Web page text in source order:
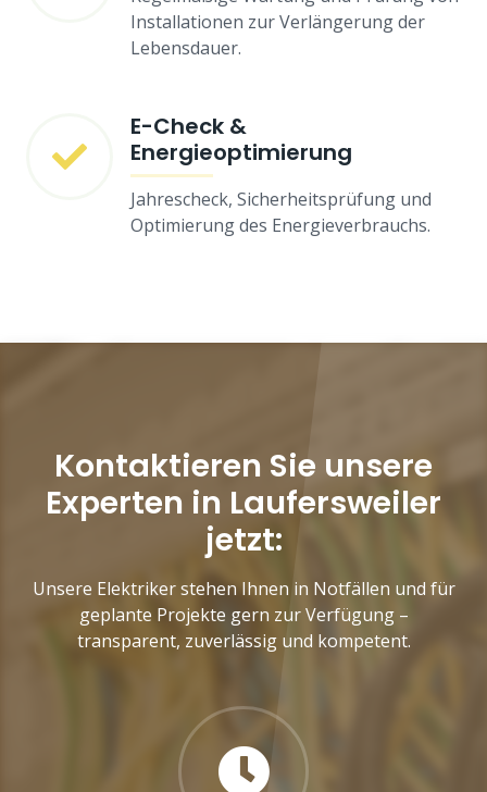
Installationen zur Verlängerung der
Lebensdauer.
E-Check &
Energieoptimierung
Jahrescheck, Sicherheitsprüfung und
Optimierung des Energieverbrauchs.
Kontaktieren Sie unsere
Experten in Laufersweiler
jetzt:
Unsere Elektriker stehen Ihnen in Notfällen und für
geplante Projekte gern zur Verfügung –
transparent, zuverlässig und kompetent.